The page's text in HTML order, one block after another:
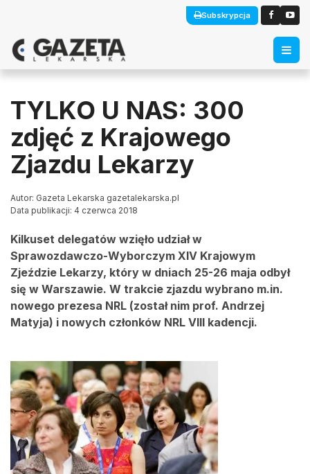
Subskrypcja
TYLKO U NAS: 300
zdjęć z Krajowego
Zjazdu Lekarzy
Autor: Gazeta Lekarska gazetalekarska.pl
Data publikacji: 4 czerwca 2018
Kilkuset delegatów wzięło udział w
Sprawozdawczo-Wyborczym XIV Krajowym
Zjeździe Lekarzy, który w dniach 25-26 maja odbył
się w Warszawie. W trakcie zjazdu wybrano m.in.
nowego prezesa NRL (został nim prof. Andrzej
Matyja) i nowych członków NRL VIII kadencji.